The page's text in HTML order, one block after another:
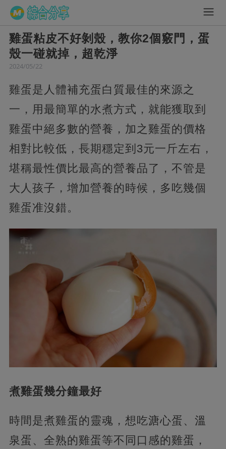
雞蛋粘皮不好剝殼，教你2個竅門，蛋
殼一碰就掉，超乾淨
2024/05/22
雞蛋是人體補充蛋白質最佳的來源之
一，用最簡單的水煮方式，就能獲取到
雞蛋中絕多數的營養，加之雞蛋的價格
相對比較低，長期穩定到3元一斤左右，
堪稱最性價比最高的營養品了，不管是
大人孩子，增加營養的時候，多吃幾個
雞蛋准沒錯。
煮雞蛋幾分鐘最好
時間是煮雞蛋的靈魂，想吃溏心蛋、溫
泉蛋、全熟的雞蛋等不同口感的雞蛋，